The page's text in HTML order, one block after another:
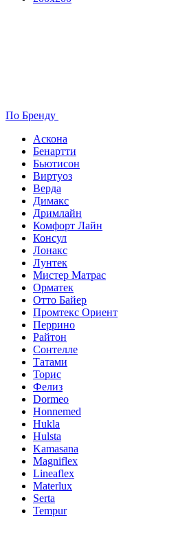
По Бренду
Аскона
Бенартти
Бьютисон
Виртуоз
Верда
Димакс
Дримлайн
Комфорт Лайн
Консул
Лонакс
Лунтек
Мистер Матрас
Орматек
Отто Байер
Промтекс Ориент
Перрино
Райтон
Сонтелле
Татами
Торис
Фелиз
Dormeo
Honnemed
Hukla
Hulsta
Kamasana
Magniflex
Lineaflex
Materlux
Serta
Tempur